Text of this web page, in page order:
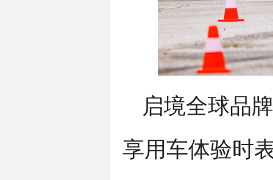
启境全球品
享用车体验时